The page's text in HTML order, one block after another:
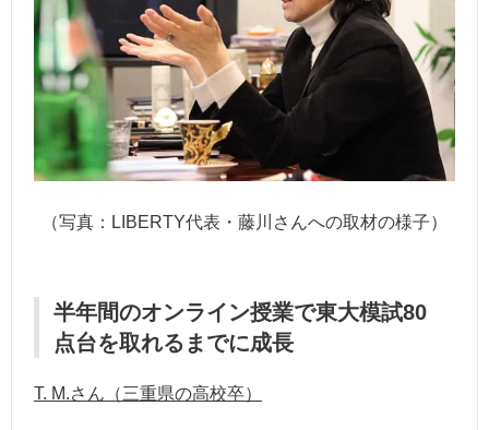
（写真：LIBERTY代表・藤川さんへの取材の様子）
半年間のオンライン授業で東大模試80
点台を取れるまでに成長
T. M.さん（三重県の高校卒）